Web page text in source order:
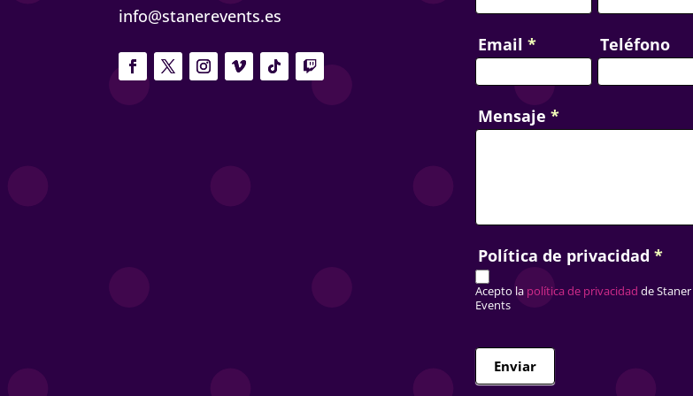
info@stanerevents.es
Email * Teléfono
Mensaje *
Política de privacidad *
Acepto lapolítica de privacidad de Staner
Events
Enviar